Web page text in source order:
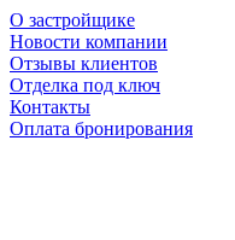
О застройщике
Новости компании
Отзывы клиентов
Отделка под ключ
Контакты
Оплата бронирования